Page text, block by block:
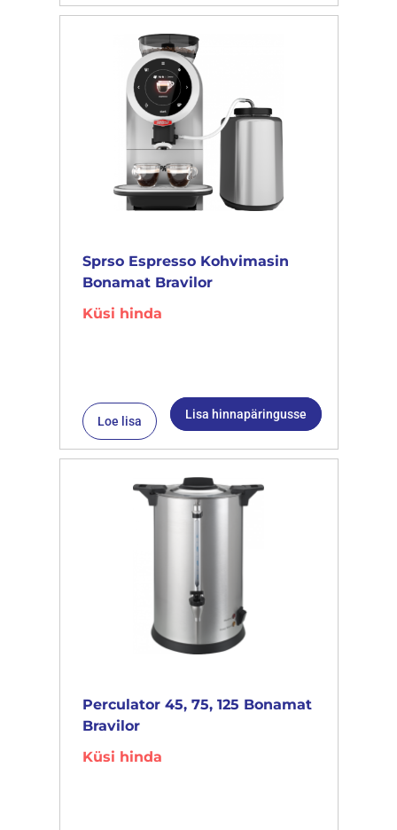
Sprso Espresso Kohvimasin
Bonamat Bravilor
Küsi hinda
Loe lisa Lisa hinnapäringusse
Perculator 45, 75, 125 Bonamat
Bravilor
Küsi hinda